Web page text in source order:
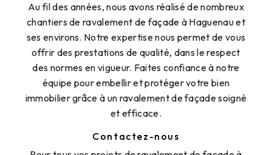
Au fil des années, nous avons réalisé de nombreux
chantiers de ravalement de façade à Haguenau et
ses environs. Notre expertise nous permet de vous
offrir des prestations de qualité, dans le respect
des normes en vigueur. Faites confiance à notre
équipe pour embellir et protéger votre bien
immobilier grâce à un ravalement de façade soigné
et efficace.
Contactez-nous